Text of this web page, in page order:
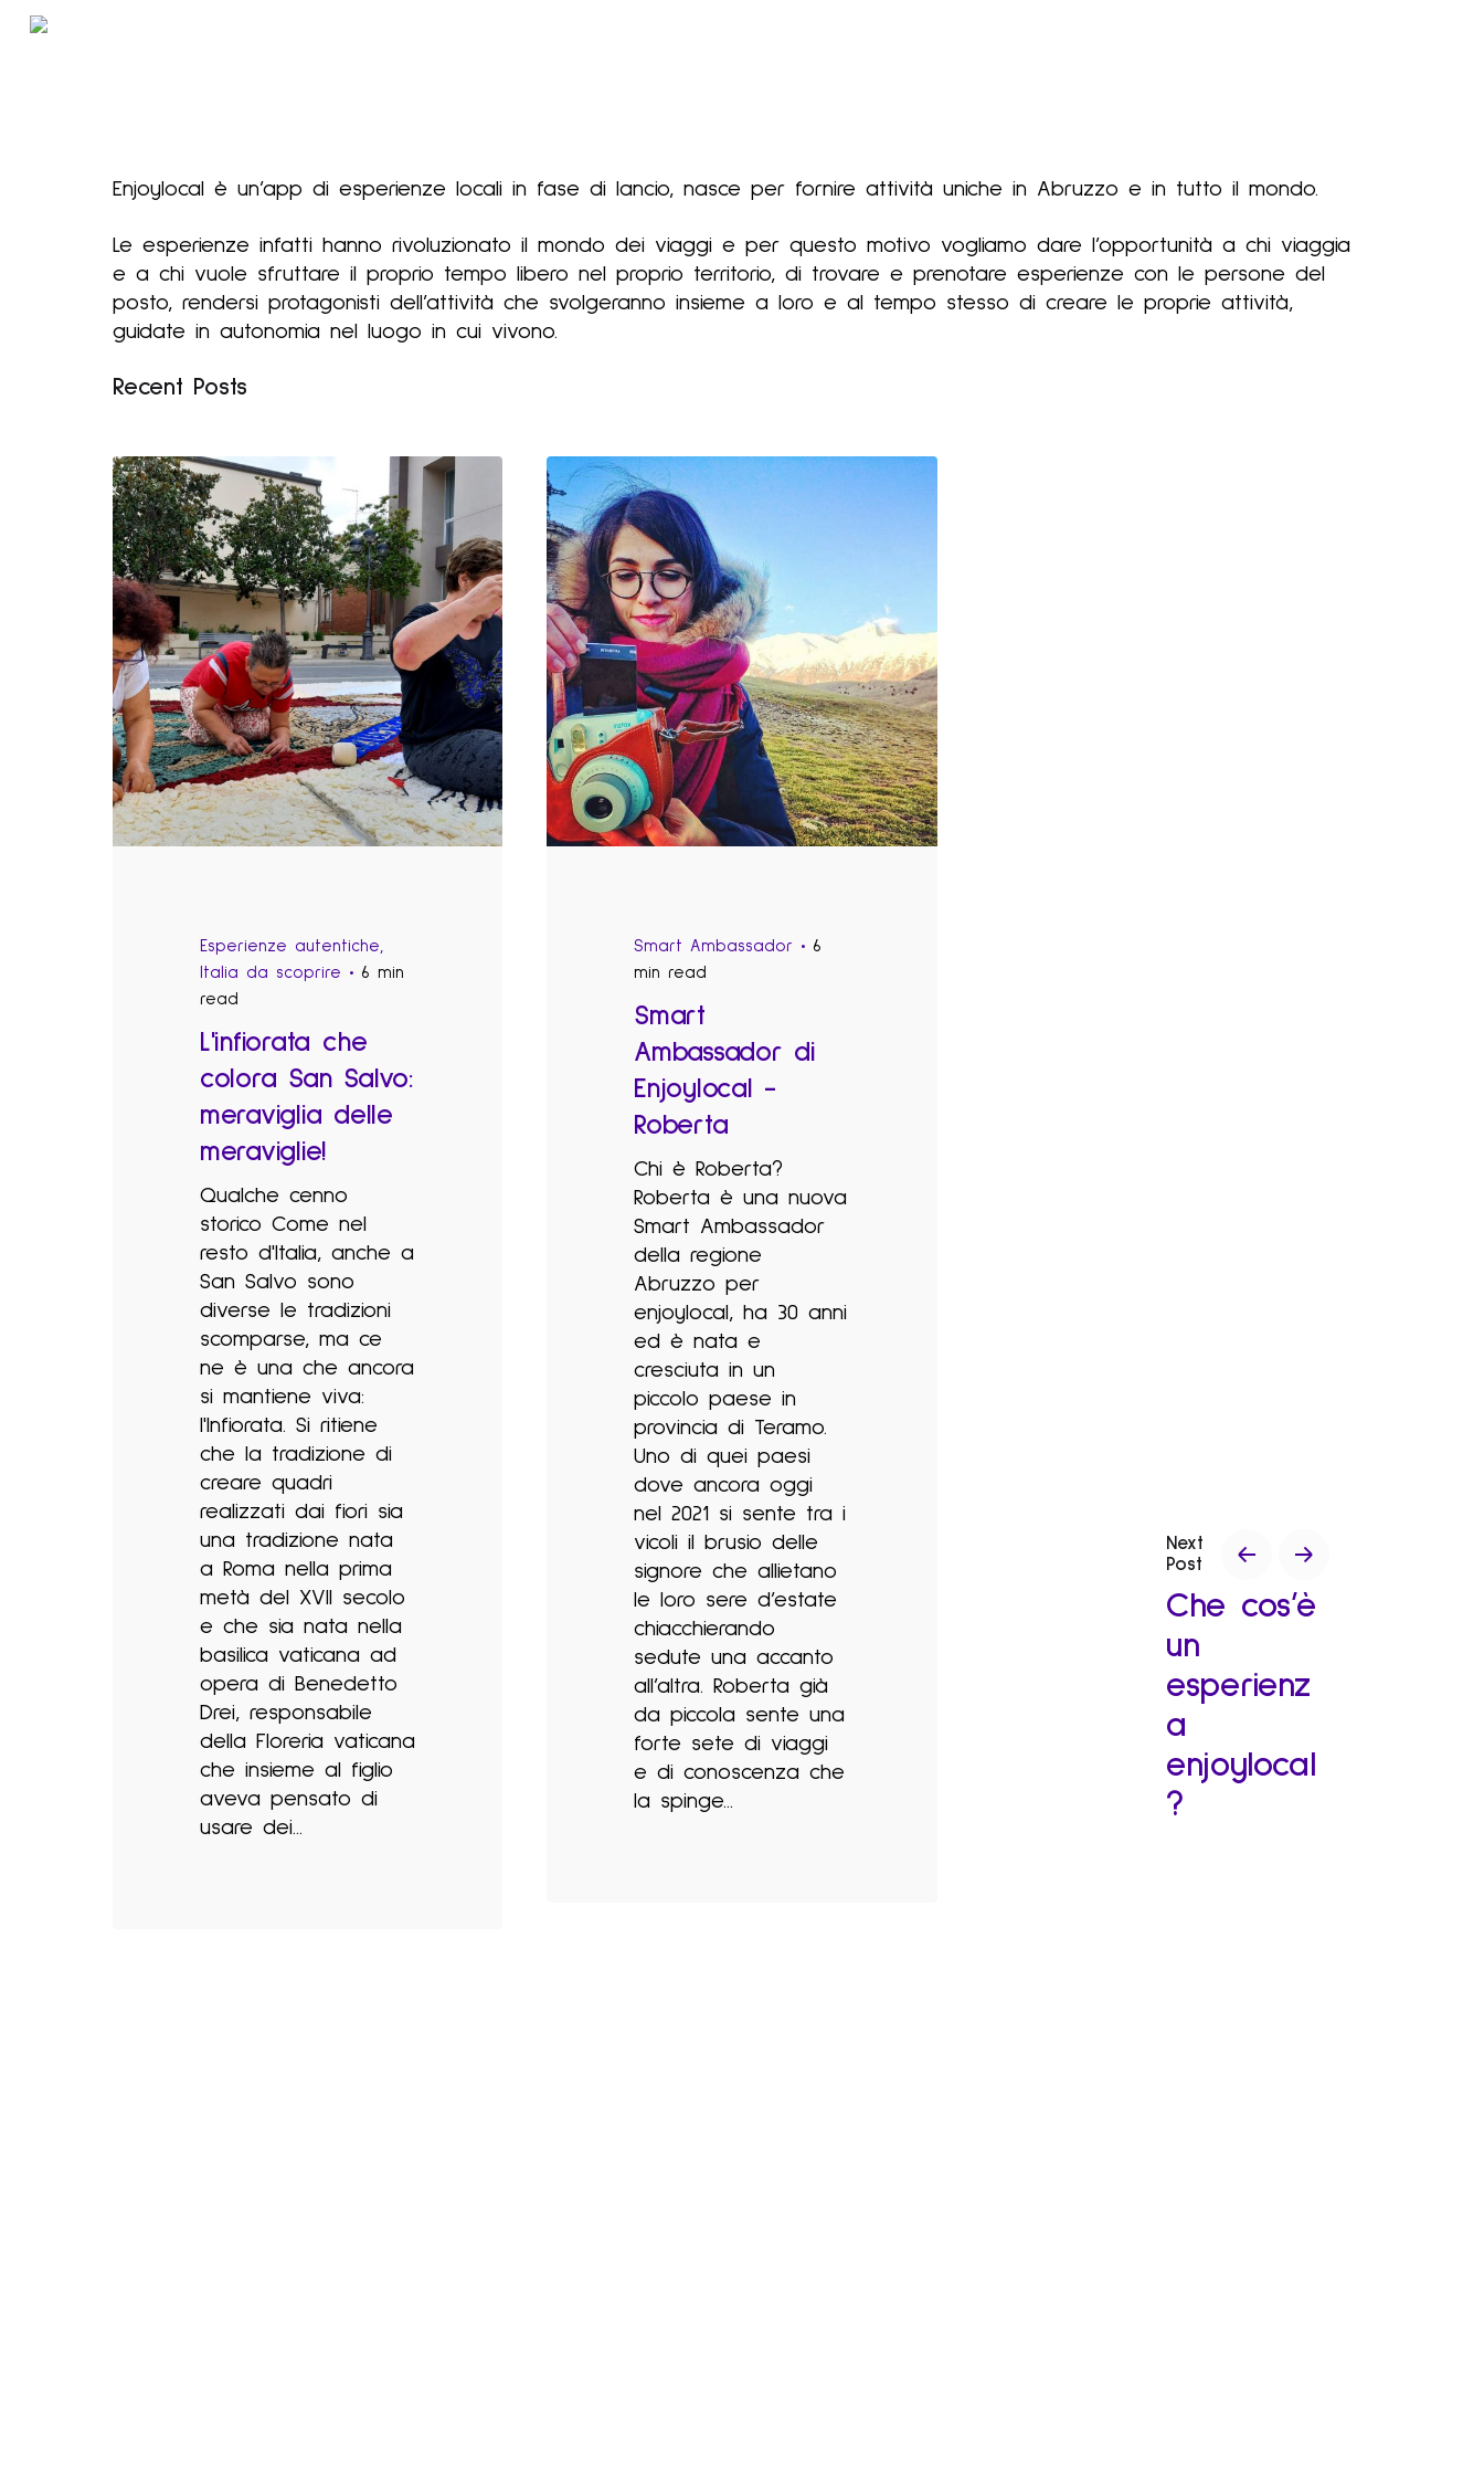
Skip
Enjoylocal è un’app di esperienze locali in fase di lancio, nasce per fornire attività uniche in Abruzzo e in tutto il mondo.
Le esperienze infatti hanno rivoluzionato il mondo dei viaggi e per questo motivo vogliamo dare l’opportunità a chi viaggia
e a chi vuole sfruttare il proprio tempo libero nel proprio territorio, di trovare e prenotare esperienze con le persone del
posto, rendersi protagonisti dell’attività che svolgeranno insieme a loro e al tempo stesso di creare le proprie attività,
guidate in autonomia nel luogo in cui vivono.
Next
Post
Che cos’è
un
esperienz
a
enjoylocal
?
Recent Posts
Esperienze autentiche
Italia da scoprire
6 min
read
L'infiorata che
colora San Salvo:
meraviglia delle
meraviglie!
Qualche cenno
storico Come nel
resto d'Italia, anche a
San Salvo sono
diverse le tradizioni
scomparse, ma ce
ne è una che ancora
si mantiene viva:
l'Infiorata. Si ritiene
che la tradizione di
creare quadri
realizzati dai fiori sia
una tradizione nata
a Roma nella prima
metà del XVII secolo
e che sia nata nella
basilica vaticana ad
opera di Benedetto
Drei, responsabile
della Floreria vaticana
che insieme al figlio
aveva pensato di
usare dei...
Smart Ambassador
6
min read
Smart
Ambassador di
Enjoylocal -
Roberta
Chi è Roberta?
Roberta è una nuova
Smart Ambassador
della regione
Abruzzo per
enjoylocal, ha 30 anni
ed è nata e
cresciuta in un
piccolo paese in
provincia di Teramo.
Uno di quei paesi
dove ancora oggi
nel 2021 si sente tra i
vicoli il brusio delle
signore che allietano
le loro sere d’estate
chiacchierando
sedute una accanto
all’altra. Roberta già
da piccola sente una
forte sete di viaggi
e di conoscenza che
la spinge...